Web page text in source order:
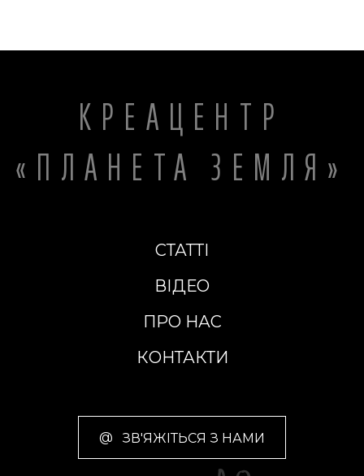
КРЕАЦЕНТР
«ПЛАНЕТА ЗЕМЛЯ»
СТАТТІ
ВІДЕО
ПРО НАС
КОНТАКТИ
@ ЗВ'ЯЖІТЬСЯ З НАМИ